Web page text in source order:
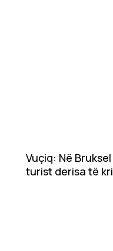
Vuçiq: Në
turist derisa të